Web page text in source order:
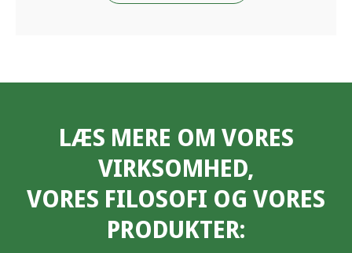
LÆS MERE OM VORES
VIRKSOMHED,
VORES FILOSOFI OG VORES
PRODUKTER: